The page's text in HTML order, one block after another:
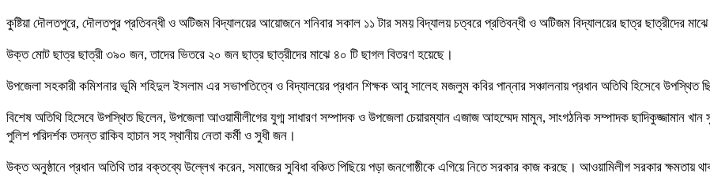
কুষ্টিয়া দৌলতপুরে, দৌলতপুর প্রতিবন্ধী ও অটিজম বিদ্যালয়ের আয়োজনে শনিবার সকাল ১১ টার সময় বিদ্যালয় চত্বরে প্রতিবন্ধী ও অটিজম বিদ্যালয়ের ছাত্র ছাত্রীদের
উক্ত মোট ছাত্র ছাত্রী ৩৯০ জন, তাদের ভিতরে ২০ জন ছাত্র ছাত্রীদের মাঝে ৪০ টি ছাগল বিতরণ হয়েছে।
উপজেলা সহকারী কমিশনার ভূমি শহিদুল ইসলাম এর সভাপতিত্বে ও বিদ্যালয়ের প্রধান শিক্ষক আবু সালেহ মজলুম কবির পান্নার সঞ্চালনায় প্রধান অতিথি হিসেবে
বিশেষ অতিথি হিসেবে উপস্থিত ছিলেন, উপজেলা আওয়ামীলীগের যুগ্ম সাধারণ সম্পাদক ও উপজেলা চেয়ারম্যান এজাজ আহম্মেদ মামুন, সাংগঠনিক সম্পাদক ছাদিকুজ্জামান
পুলিশ পরিদর্শক তদন্ত রাকিব হাচান সহ স্থানীয় নেতা কর্মী ও সুধী জন।
উক্ত অনুষ্ঠানে প্রধান অতিথি তার বক্তব্যে উল্লেখ করেন, সমাজের সুবিধা বঞ্চিত পিছিয়ে পড়া জনগোষ্ঠীকে এগিয়ে নিতে সরকার কাজ করছে। আওয়ামিলীগ সরকার